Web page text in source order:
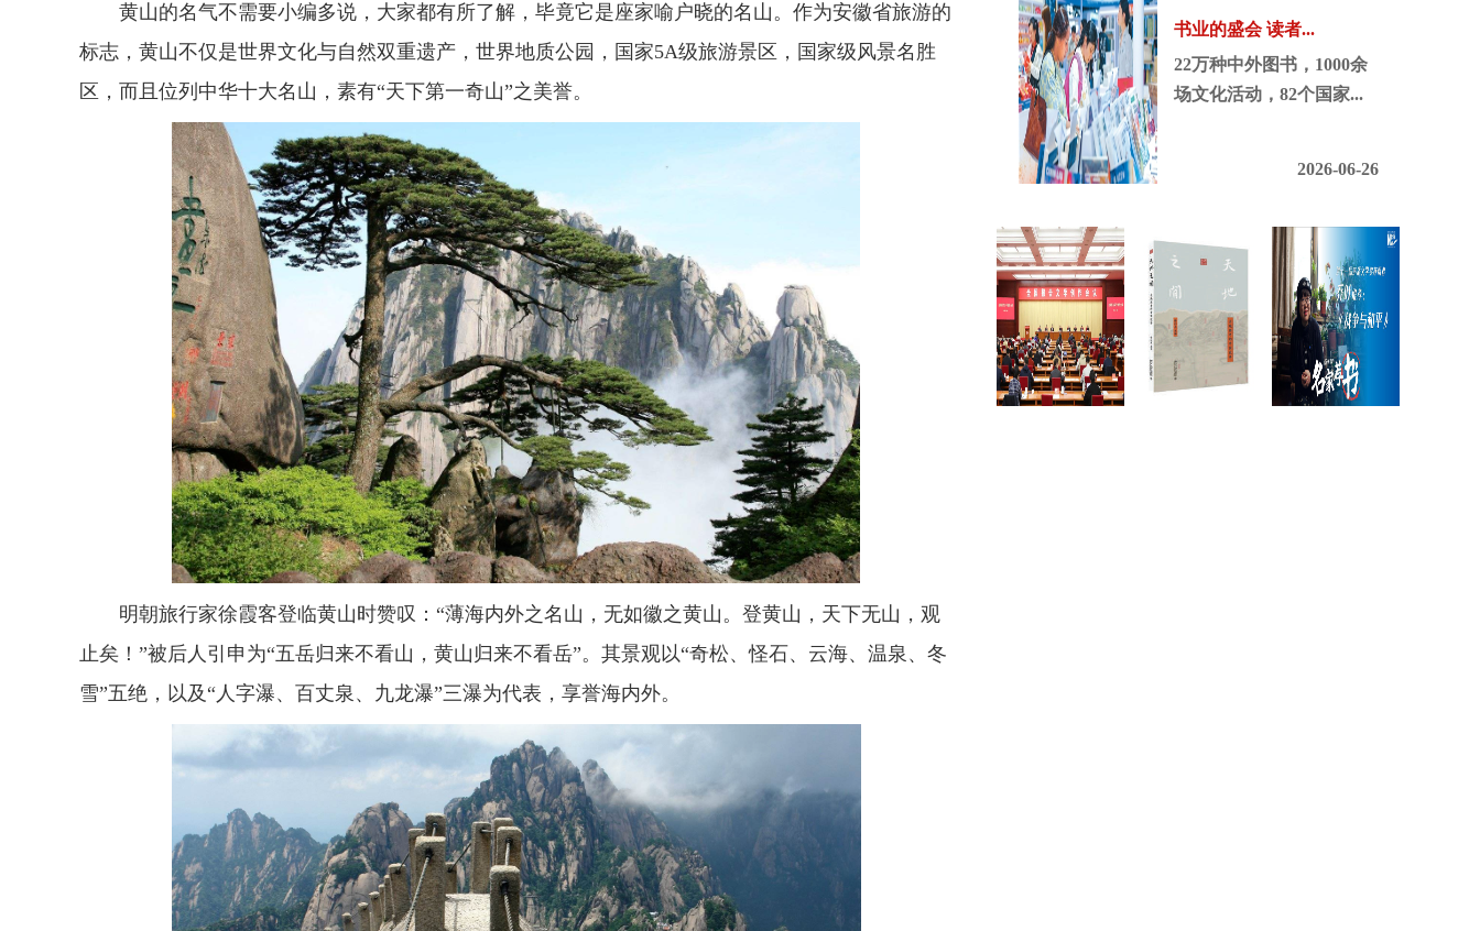
黄山的名气不需要小编多说，大家都有所了解，毕竟它是座家喻户晓的名山。作为安徽省旅游的
标志，黄山不仅是世界文化与自然双重遗产，世界地质公园，国家5A级旅游景区，国家级风景名胜
区，而且位列中华十大名山，素有“天下第一奇山”之美誉。
明朝旅行家徐霞客登临黄山时赞叹：“薄海内外之名山，无如徽之黄山。登黄山，天下无山，观
止矣！”被后人引申为“五岳归来不看山，黄山归来不看岳”。其景观以“奇松、怪石、云海、温泉、冬
雪”五绝，以及“人字瀑、百丈泉、九龙瀑”三瀑为代表，享誉海内外。